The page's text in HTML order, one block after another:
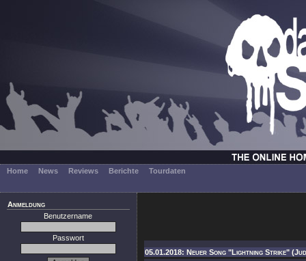
Home News Reviews Berichte Tourdaten
Anmeldung
Benutzername
Passwort
05.01.2018: Neuer Song "Lightning Strike"